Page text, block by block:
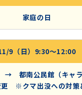
家庭の日
9（日）9:30～12:00
→ 都南公民館（キャラ
更 ※クマ出没への対策